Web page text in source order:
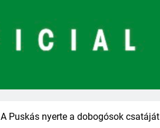
A Puskás nyerte a dobogósok csatáját